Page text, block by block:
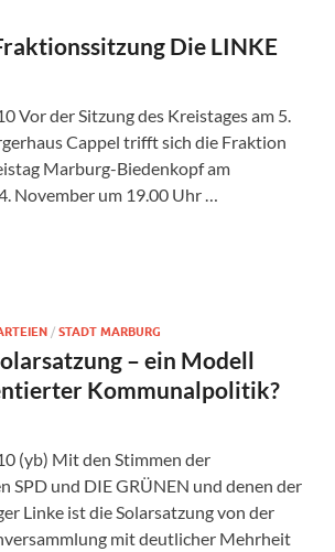
Die LINKE
Vor der Sitzung des Kreistages am 5.
Cappel trifft sich die Fraktion
Marburg-Biedenkopf am
November um 19.00 Uhr …
/ STADT MARBURG
– ein Modell
Kommunalpolitik?
(yb) Mit den Stimmen der
SPD und DIE GRÜNEN und denen der
Linke ist die Solarsatzung von der
mit deutlicher Mehrheit